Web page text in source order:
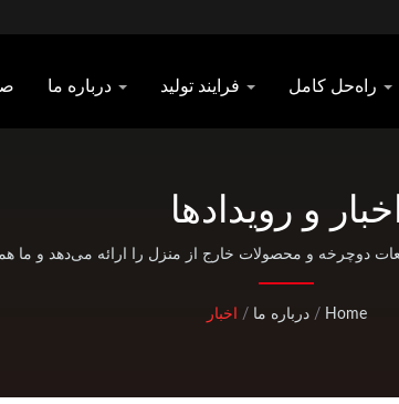
و رویدادها
Home
/ درباره ما / اخبار